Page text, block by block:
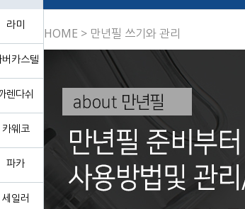
라미
카스텔
렌다쉬
카웨코
파카
세일러
HOME > 만년필 쓰기와 관리